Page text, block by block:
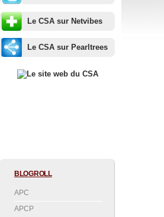
Le CSA sur Netvibes
Le CSA sur Pearltrees
BLOGROLL
APC
APCP